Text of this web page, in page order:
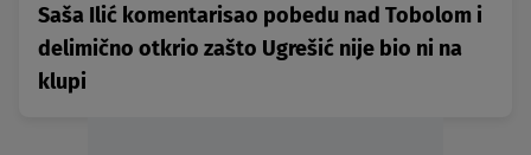
Saša Ilić komentarisao pobedu nad Tobolom i
delimično otkrio zašto Ugrešić nije bio ni na
klupi